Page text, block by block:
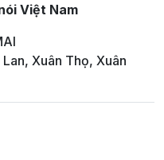
Việt Nam
Xuân Thọ, Xuân